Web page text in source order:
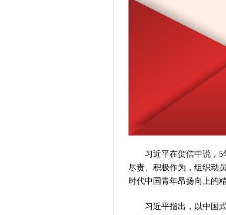
习近平在贺信中说，5
尽责、积极作为，组织动
时代中国青年昂扬向上的精
习近平指出，以中国式